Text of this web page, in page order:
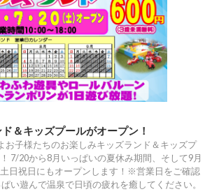
＆キッズプールがオープン！
お子様たちのお楽しみキッズランド＆キッズプ
7/20から8月いっぱいの夏休み期間、そして9月
日祝日にもオープンします！※営業日をご確認
い遊んで温泉で日頃の疲れを癒してください。